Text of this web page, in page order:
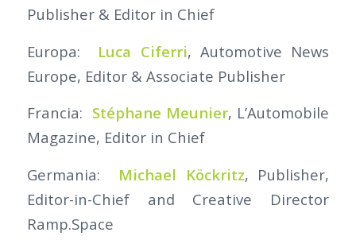
Publisher & Editor in Chief
Europa: Luca Ciferri, Automotive News
Europe, Editor & Associate Publisher
Francia: Stéphane Meunier, L’Automobile
Magazine, Editor in Chief
Germania: Michael Köckritz, Publisher,
Editor-in-Chief and Creative Director
Ramp.Space